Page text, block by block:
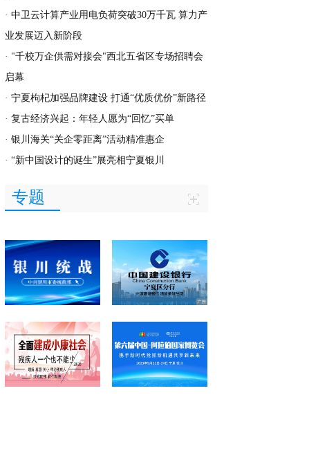
· 中卫云计算产业用电负荷突破30万千瓦 算力产
业发展迈入新阶段
· "千校万企供需对接会"西北五省区专场招聘会
启幕
· 宁夏枸杞加强品牌建设 打通“优质优价”新路径
· 复古经济兴起：年轻人愿为“回忆”买单
· 银川海关“关企零距离”活动精准惠企
· “新中国设计的诞生”展亮相宁夏银川
专题